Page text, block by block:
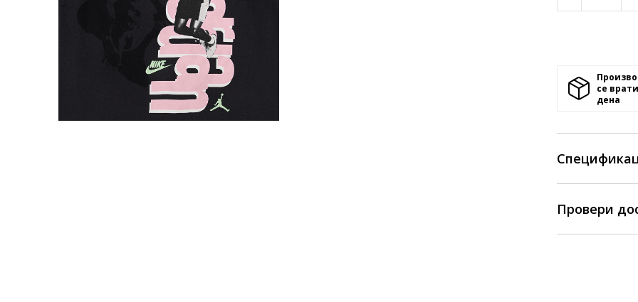
се
денa
Провери